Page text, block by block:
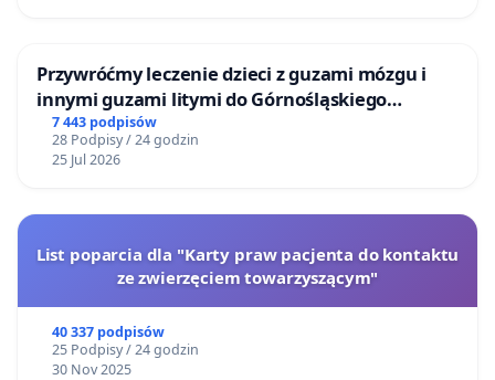
Przywróćmy leczenie dzieci z guzami mózgu i
innymi guzami litymi do Górnośląskiego
Centrum Zdrowia Dziecka w Katowicach
7 443 podpisów
28 Podpisy / 24 godzin
25 Jul 2026
List poparcia dla "Karty praw pacjenta do kontaktu
ze zwierzęciem towarzyszącym"
40 337 podpisów
25 Podpisy / 24 godzin
30 Nov 2025